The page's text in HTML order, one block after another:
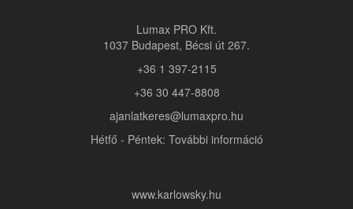
Lumax PRO Kft.
1037 Budapest, Bécsi út 267.
+36 1 397-2115
+36 30 447-8808
ajanlatkeres@lumaxpro.hu
Hétfő - Péntek: További információ
www.karlowsky.hu